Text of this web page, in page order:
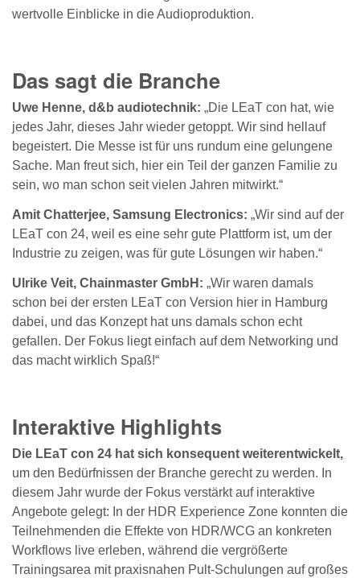
wertvolle Einblicke in die Audioproduktion.
Das sagt die Branche
Uwe Henne, d&b audiotechnik: „Die LEaT con hat, wie
jedes Jahr, dieses Jahr wieder getoppt. Wir sind hellauf
begeistert. Die Messe ist für uns rundum eine gelungene
Sache. Man freut sich, hier ein Teil der ganzen Familie zu
sein, wo man schon seit vielen Jahren mitwirkt.“
Amit Chatterjee, Samsung Electronics: „Wir sind auf der
LEaT con 24, weil es eine sehr gute Plattform ist, um der
Industrie zu zeigen, was für gute Lösungen wir haben.“
Ulrike Veit, Chainmaster GmbH: „Wir waren damals
schon bei der ersten LEaT con Version hier in Hamburg
dabei, und das Konzept hat uns damals schon echt
gefallen. Der Fokus liegt einfach auf dem Networking und
das macht wirklich Spaß!“
Interaktive Highlights
Die LEaT con 24 hat sich konsequent weiterentwickelt,
um den Bedürfnissen der Branche gerecht zu werden. In
diesem Jahr wurde der Fokus verstärkt auf interaktive
Angebote gelegt: In der HDR Experience Zone konnten die
Teilnehmenden die Effekte von HDR/WCG an konkreten
Workflows live erleben, während die vergrößerte
Trainingsarea mit praxisnahen Pult-Schulungen auf großes